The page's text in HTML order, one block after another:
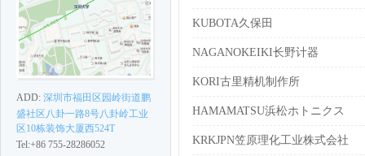
ADD: 深圳市福田区园岭街道鹏
盛社区八卦一路8号八卦岭工业
区10栋装饰大厦西524T
Tel:+86 755-28286052
KUBOTA久保田
NAGANOKEIKI长野计器
KORI古里精机制作所
HAMAMATSU浜松ホトニクス
KRKJPN笠原理化工业株式会社